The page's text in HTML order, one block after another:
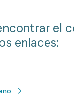
el
enlaces: